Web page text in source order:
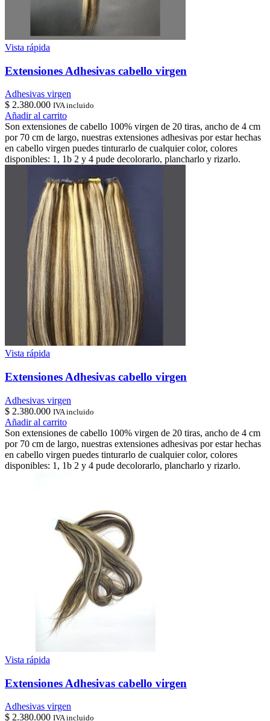
Vista rápida
Extensiones Adhesivas cabello virgen
Adhesivas virgen
$ 2.380.000 IVA incluido
Añadir al carrito
Son extensiones de cabello 100% virgen de 20 tiras, ancho de 4 cm
por 70 cm de largo, nuestras extensiones adhesivas por estar hechas
en cabello virgen puedes tinturarlo de cualquier color, colores
disponibles: 1, 1b 2 y 4 pude decolorarlo, plancharlo y rizarlo.
Vista rápida
Extensiones Adhesivas cabello virgen
Adhesivas virgen
$ 2.380.000 IVA incluido
Añadir al carrito
Son extensiones de cabello 100% virgen de 20 tiras, ancho de 4 cm
por 70 cm de largo, nuestras extensiones adhesivas por estar hechas
en cabello virgen puedes tinturarlo de cualquier color, colores
disponibles: 1, 1b 2 y 4 pude decolorarlo, plancharlo y rizarlo.
Vista rápida
Extensiones Adhesivas cabello virgen
Adhesivas virgen
$ 2.380.000 IVA incluido